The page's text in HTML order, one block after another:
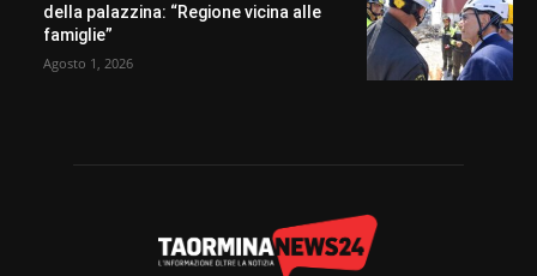
della palazzina: “Regione vicina alle
famiglie”
Agosto 1, 2026